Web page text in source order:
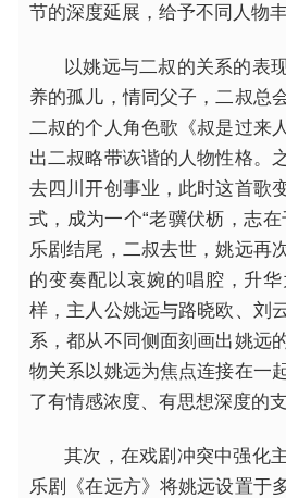
节的深度延展，给予不同人物
以姚远与二叔的关系的表
养的孤儿，情同父子，二叔总
二叔的个人角色歌《叔是过来
出二叔略带诙谐的人物性格。
去四川开创事业，此时这首歌
式，成为一个“老骥伏枥，志
乐剧结尾，二叔去世，姚远再
的变奏配以哀婉的唱腔，升
样，主人公姚远与路晓欧、刘
系，都从不同侧面刻画出姚远
物关系以姚远为焦点连接在一
了有情感浓度、有思想深度的
其次，在戏剧冲突中强化
乐剧《在远方》将姚远设置于